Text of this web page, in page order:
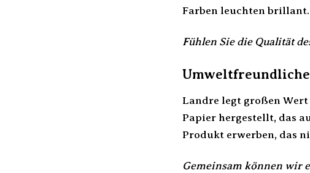
Farben leuchten brillant.
Fühlen Sie die Qualität
Landre legt großen
Papier hergestellt, das
Produkt erwerben, das
Gemeinsam können wir